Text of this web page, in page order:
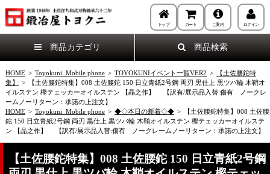
トップ カート ご案内 ログイン
商品カテゴリ 商品検索
HOME > Toyokuni_Mobile phone > TOYOKUNIイベント一覧VER2 >
【土佐腰鉈特
集】
>
【土佐腰鉈特集】008 土佐腰鉈 150 日立青紙2号鋼 両刃 黒仕上 黒ツバ輪 木鞘オ
イルステン 樫テェッカーオイルステン 【晶之作】 【訳有/展示品入替:傷有 ノークレ
ームノーリターン：承諾の上注文】
HOME > Toyokuni_Mobile phone > ◆◇本日の新着◇◆ >
【土佐腰鉈特集】008 土佐腰
鉈 150 日立青紙2号鋼 両刃 黒仕上 黒ツバ輪 木鞘オイルステン 樫テェッカーオイルステ
ン 【晶之作】 【訳有/展示品入替:傷有 ノークレームノーリターン：承諾の上注文】
【土佐腰鉈特集】008 土佐腰鉈 150 日立青紙2号鋼